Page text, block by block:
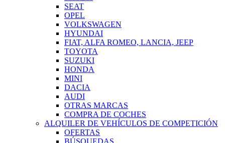
SEAT
OPEL
VOLKSWAGEN
HYUNDAI
FIAT, ALFA ROMEO, LANCIA, JEEP
TOYOTA
SUZUKI
HONDA
MINI
DACIA
AUDI
OTRAS MARCAS
COMPRA DE COCHES
ALQUILER DE VEHÍCULOS DE COMPETICIÓN
OFERTAS
BÚSQUEDAS